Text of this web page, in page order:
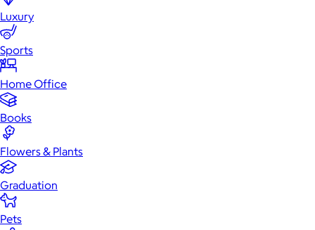
Luxury
Sports
Home Office
Books
Flowers & Plants
Graduation
Pets